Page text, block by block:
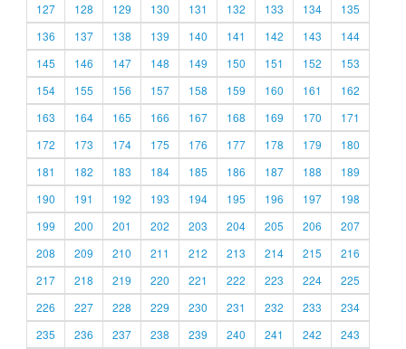
127
128 129 130 131 132 133 134
135
136
137 138 139 140 141 142 143
144
145
146 147 148 149 150 151 152
153
154
155 156 157 158 159 160 161
162
163
164 165 166 167 168 169 170
171
172
173 174 175 176 177 178 179
180
181
182 183 184 185 186 187 188
189
190
191 192 193 194 195 196 197
198
199
200 201 202 203 204 205 206
207
208
209 210 211 212 213 214 215
216
217
218 219 220 221 222 223 224
225
226
227 228 229 230 231 232 233
234
235
236 237 238 239 240 241 242
243